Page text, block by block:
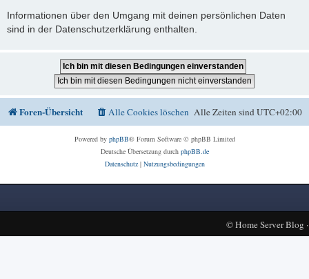
Informationen über den Umgang mit deinen persönlichen Daten
sind in der Datenschutzerklärung enthalten.
Foren-Übersicht Alle Zeiten sindUTC+02:00
Alle Cookies löschen
Powered by phpBB® Forum Software © phpBB Limited
Deutsche Übersetzung durch phpBB.de
Datenschutz| Nutzungsbedingungen
©Home Server Blog